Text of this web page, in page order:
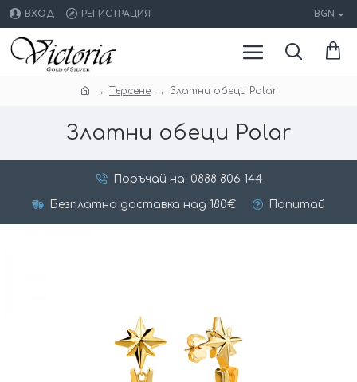
ВХОД РЕГИСТРАЦИЯ BGN
Търсене Златни обеци Polar
Златни обеци Polar
Поръчай на: 0888 806 144
Безплатна доставка над 180€ Попитай